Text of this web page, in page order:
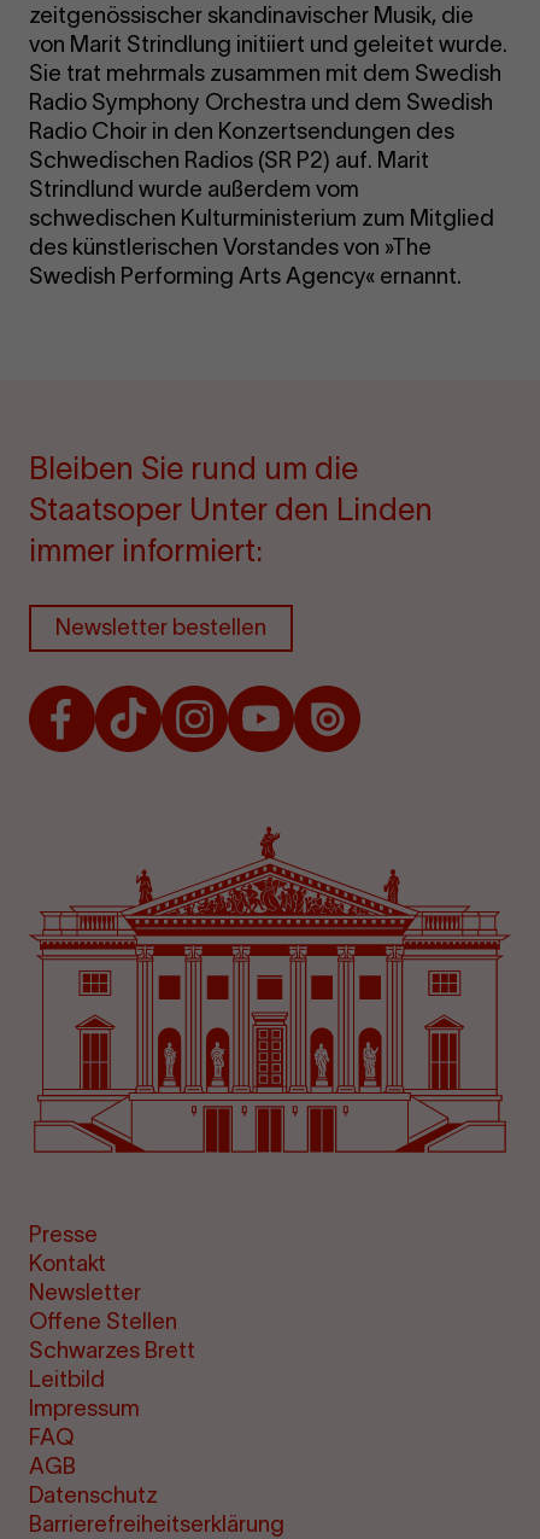
zeitgenössischer skandinavischer Musik, die
von Marit Strindlung initiiert und geleitet wurde.
Sie trat mehrmals zusammen mit dem Swedish
Radio Symphony Orchestra und dem Swedish
Radio Choir in den Konzertsendungen des
Schwedischen Radios (SR P2) auf. Marit
Strindlund wurde außerdem vom
schwedischen Kulturministerium zum Mitglied
des künstlerischen Vorstandes von »The
Swedish Performing Arts Agency« ernannt.
Bleiben Sie rund um die
Staatsoper Unter den Linden
immer informiert:
Newsletter bestellen
FacebookTikTokInstagramYoutubeIssuu
Presse
Kontakt
Newsletter
Offene Stellen
Schwarzes Brett
Leitbild
Impressum
FAQ
AGB
Datenschutz
Barrierefreiheitserklärung